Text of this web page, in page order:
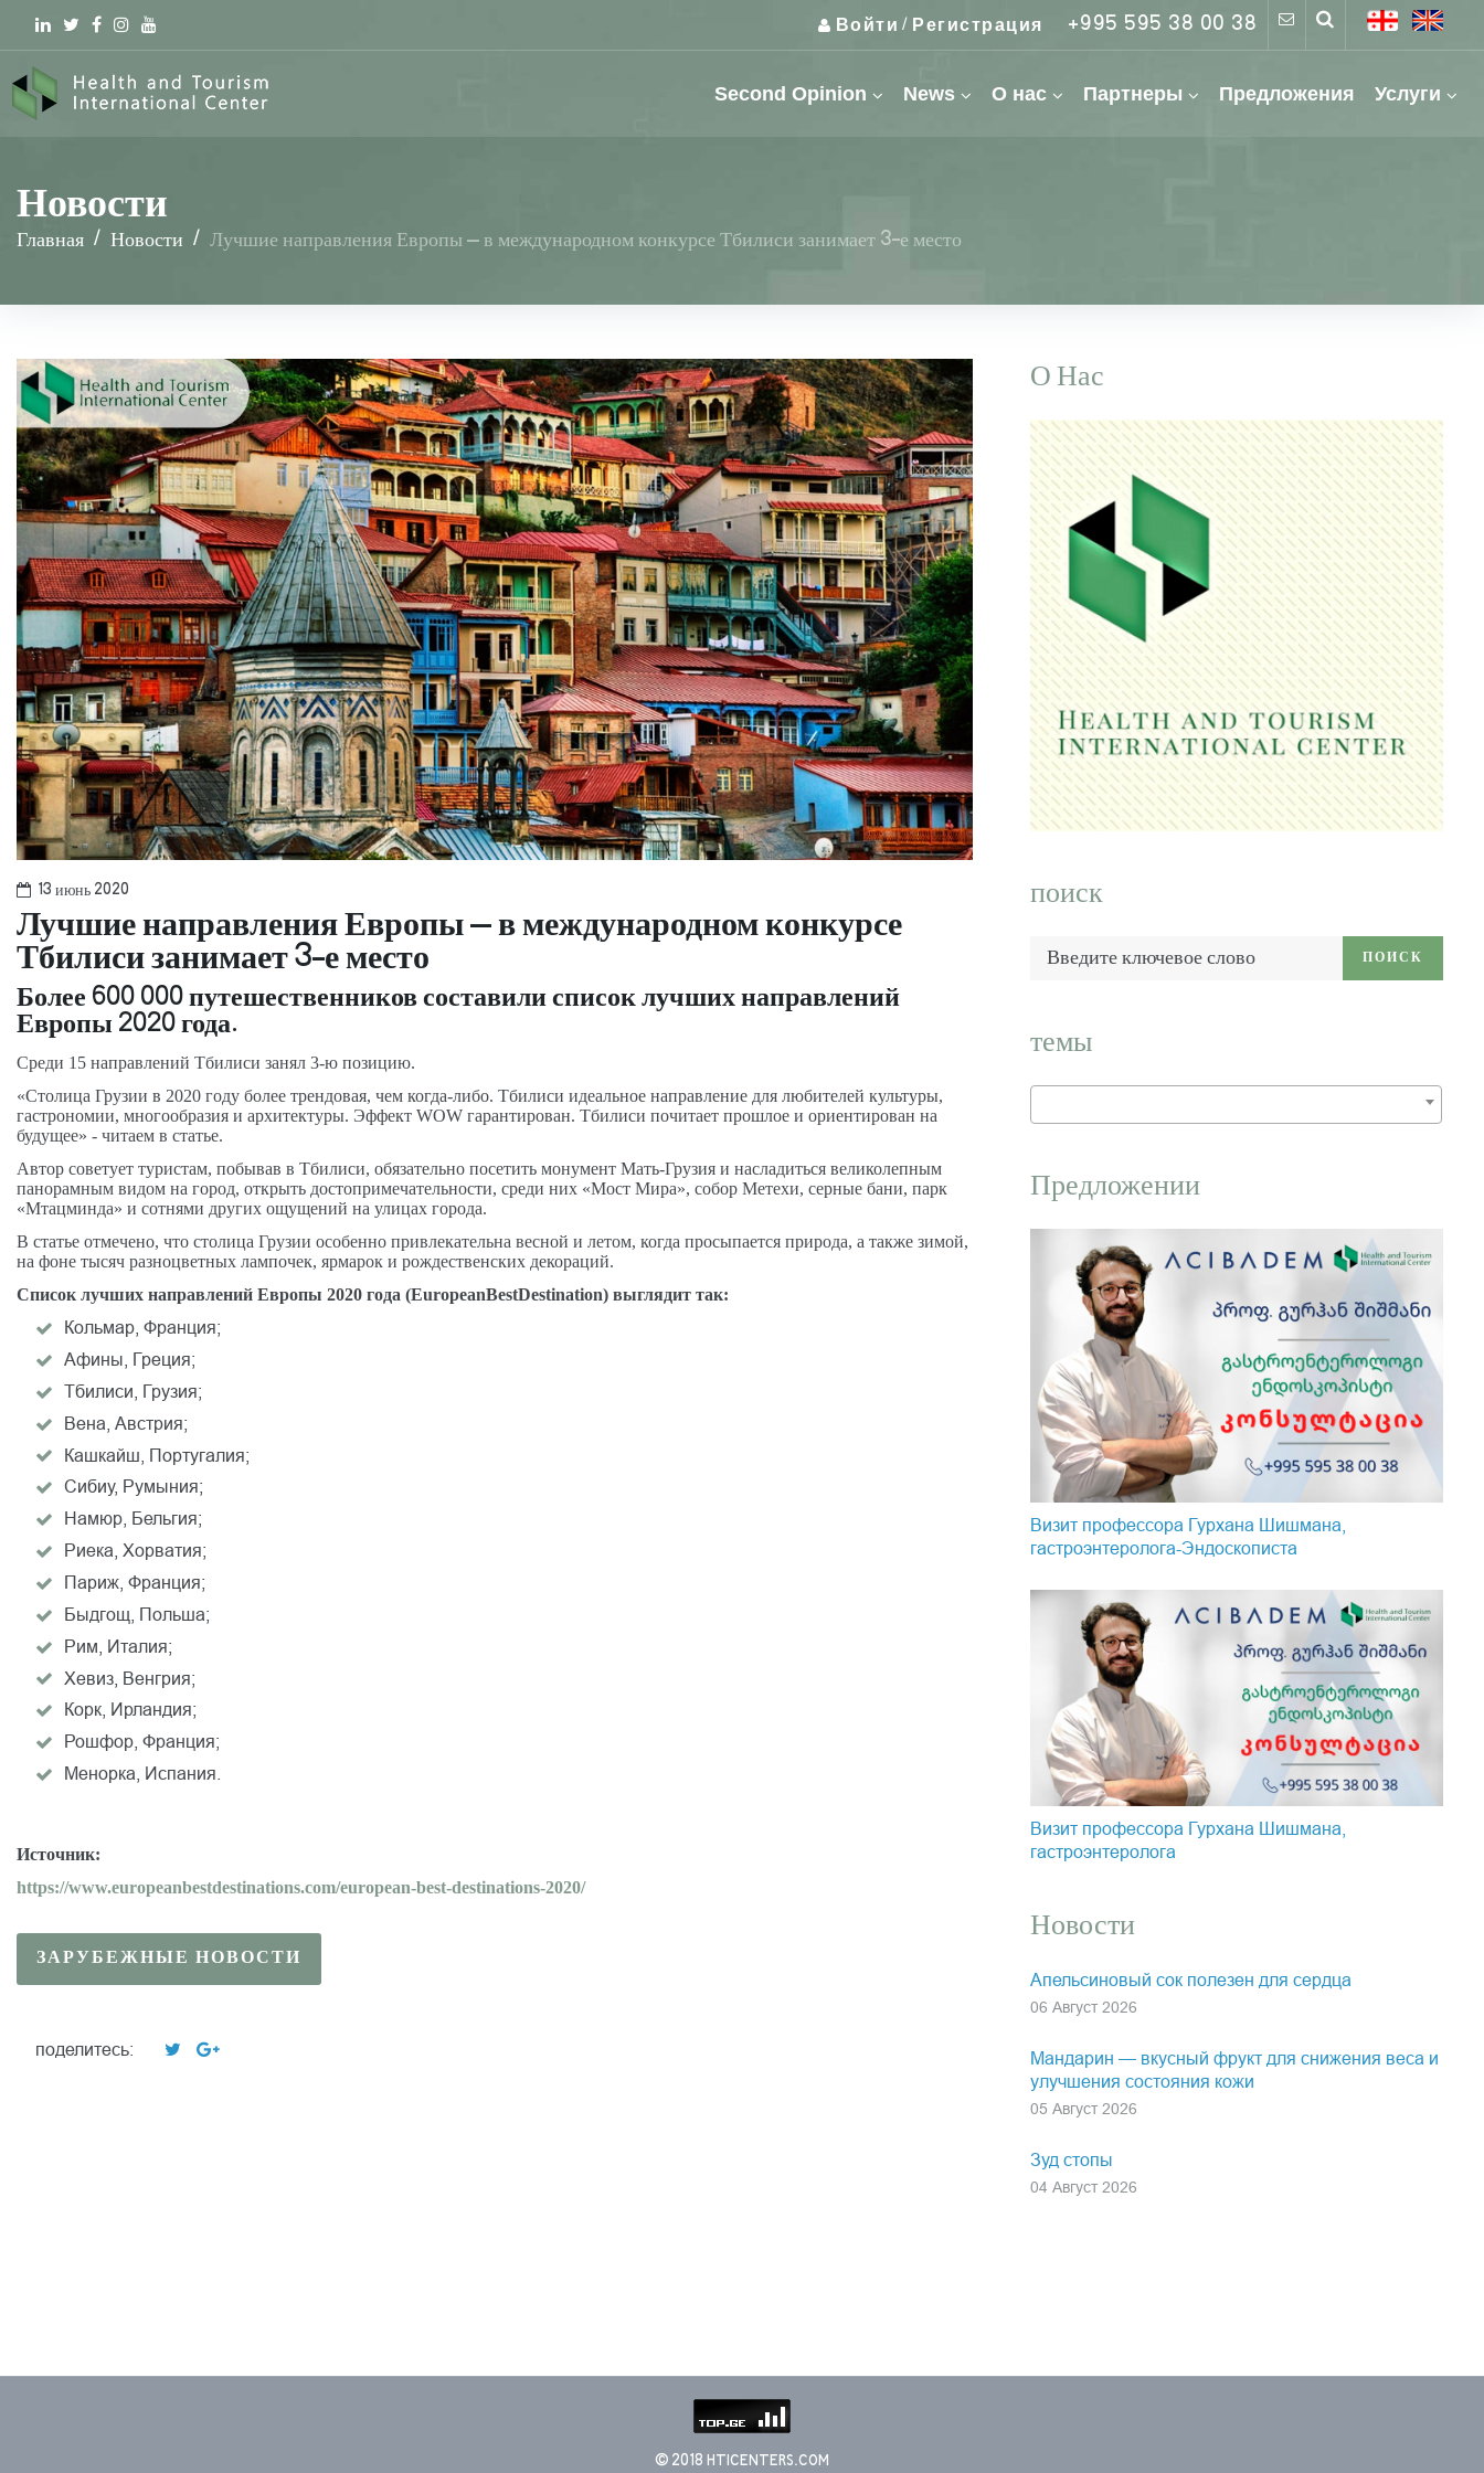
Linkedin
TwitterFacebook
Instagram
youtube
Войти / Регистрация +995 595 38 00 38
Second Opinion News О нас Партнеры Предложения Услуги
Новости
Главная / Новости / Лучшие направления Европы – в международном конкурсе Тбилиси занимает 3-е место
13 июнь 2020
Лучшие направления Европы – в международном конкурсе
Тбилиси занимает 3-е место
Более 600 000 путешественников составили список лучших направлений
Европы 2020 года.
Среди 15 направлений Тбилиси занял 3-ю позицию.
«Столица Грузии в 2020 году более трендовая, чем когда-либо. Тбилиси идеальное направление для любителей культуры,
гастрономии, многообразия и архитектуры. Эффект WOW гарантирован. Тбилиси почитает прошлое и ориентирован на
будущее» - читаем в статье.
Автор советует туристам, побывав в Тбилиси, обязательно посетить монумент Мать-Грузия и насладиться великолепным
панорамным видом на город, открыть достопримечательности, среди них «Мост Мира», собор Метехи, серные бани, парк
«Мтацминда» и сотнями других ощущений на улицах города.
В статье отмечено, что столица Грузии особенно привлекательна весной и летом, когда просыпается природа, а также зимой,
на фоне тысяч разноцветных лампочек, ярмарок и рождественских декораций.
Список лучших направлений Европы 2020 года (EuropeanBestDestination) выглядит так:
Кольмар, Франция;
Афины, Греция;
Тбилиси, Грузия;
Вена, Австрия;
Кашкайш, Португалия;
Сибиу, Румыния;
Намюр, Бельгия;
Риека, Хорватия;
Париж, Франция;
Быдгощ, Польша;
Рим, Италия;
Хевиз, Венгрия;
Корк, Ирландия;
Рошфор, Франция;
Менорка, Испания.
Источник:
https://www.europeanbestdestinations.com/european-best-destinations-2020/
ЗАРУБЕЖНЫЕ НОВОСТИ
поделитесь:
О Нас
поиск
Введите
ключевое
ПОИСК
темы
Предложении
Визит профессора Гурхана Шишмана,
гастроэнтеролога-Эндоскопистa
Визит профессора Гурхана Шишмана,
гастроэнтеролога
Новости
Апельсиновый сок полезен для сердца
06 Август 2026
Мандарин — вкусный фрукт для снижения веса и
улучшения состояния кожи
05 Август 2026
Зуд стопы
04 Август 2026
© 2018 HTICENTERS.COM